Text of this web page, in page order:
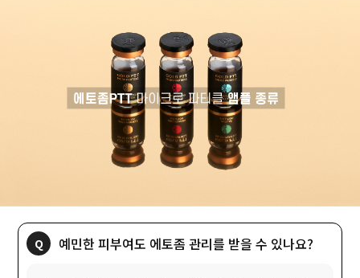
예민한 피부여도 에토좀 관리를 받을 수 있나요?